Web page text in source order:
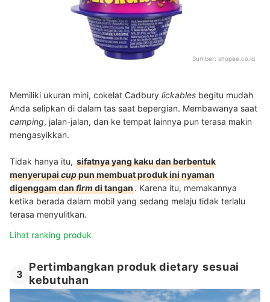
Sumber: shopee.co.id
Memiliki ukuran mini, cokelat Cadbury lickables begitu mudah
Anda selipkan di dalam tas saat bepergian. Membawanya saat
camping, jalan-jalan, dan ke tempat lainnya pun terasa makin
mengasyikkan.
Tidak hanya itu, sifatnya yang kaku dan berbentuk
menyerupaicuppun membuat produk ini nyaman
digenggam danfirmdi tangan. Karena itu, memakannya
ketika berada dalam mobil yang sedang melaju tidak terlalu
terasa menyulitkan.
Lihat ranking produk
3
Pertimbangkan produk dietary sesuai
kebutuhan